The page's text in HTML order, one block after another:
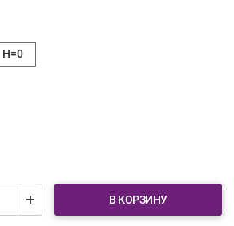
H=0
В КОРЗИНУ